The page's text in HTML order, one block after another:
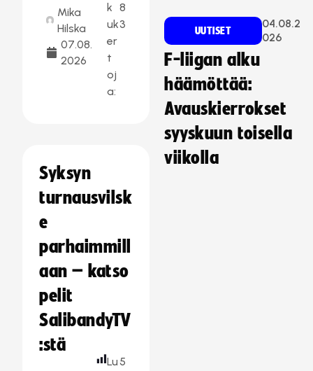
Mika
Hilska
07.08.
2026
k
uk
er
t
oj
a:
8
3
Syksyn
turnausvilsk
e
parhaimmill
aan – katso
pelit
SalibandyTV
:stä
Lu 5
UUTISET
04.08.2
026
F-liigan alku
häämöttää:
Avauskierrokset
syyskuun toisella
viikolla